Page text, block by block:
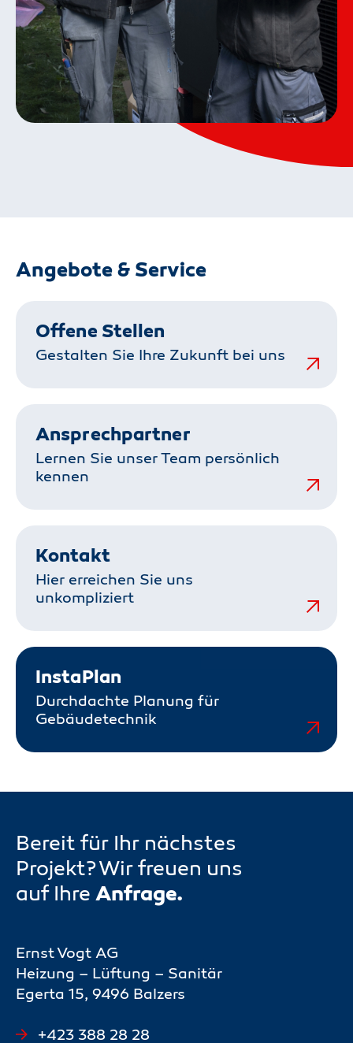
Angebote & Service
Offene Stellen
Gestalten Sie Ihre Zukunft bei uns
Ansprechpartner
Lernen Sie unser Team persönlich
kennen
Kontakt
Hier erreichen Sie uns
unkompliziert
InstaPlan
Durchdachte Planung für
Gebäudetechnik
Bereit für Ihr nächstes
Projekt? Wir freuen uns
auf Ihre Anfrage.
Ernst Vogt AG
Heizung – Lüftung – Sanitär
Egerta 15, 9496 Balzers
+423 388 28 28